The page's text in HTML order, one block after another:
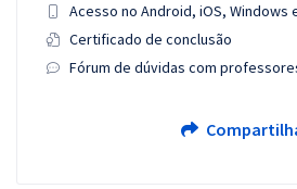
Acesso no Android, iOS, Windows
Certificado de conclusão
Fórum de dúvidas com